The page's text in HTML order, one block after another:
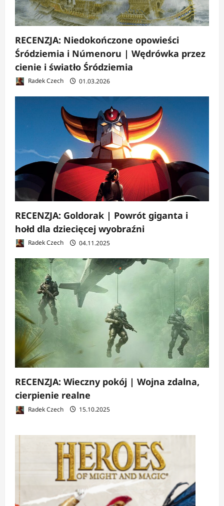
RECENZJA: Niedokończone opowieści
Śródziemia i Númenoru | Wędrówka przez
cienie i światło Śródziemia
Radek Czech 01.03.2026
RECENZJA: Goldorak | Powrót giganta i
hołd dla dziecięcej wyobraźni
Radek Czech 04.11.2025
RECENZJA: Wieczny pokój | Wojna zdalna,
cierpienie realne
Radek Czech 15.10.2025